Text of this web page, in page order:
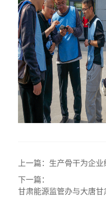
上一篇： 生产骨干为企
下一篇：
甘肃能源监管办与大唐